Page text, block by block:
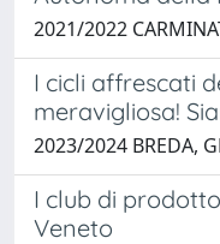
2021/2022
I cicli affrescati
meravigliosa!
2023/2024 BREDA,
I club di
Veneto